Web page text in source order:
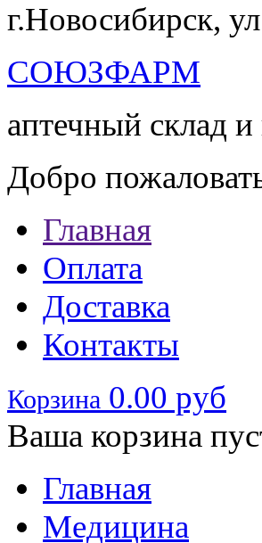
г.Новосибирск,
СОЮЗФАРМ
аптечный склад
Добро
Главная
Оплата
Доставка
Контакты
Корзина 0.00 руб
Ваша корзина
Главная
Медицина